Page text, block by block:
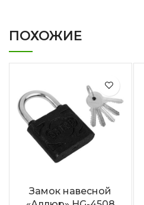
ПОХОЖИЕ
Замок навесной